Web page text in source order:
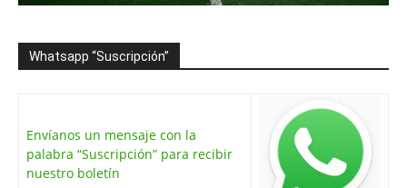
Whatsapp “Suscripción”
Envíanos un mensaje con la
palabra “Suscripción” para recibir
nuestro boletín